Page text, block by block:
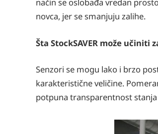
novca, jer se smanjuju zalihe.
Šta StockSAVER može učiniti
Senzori se mogu lako i brzo
karakteristične veličine.
potpuna transparentnost